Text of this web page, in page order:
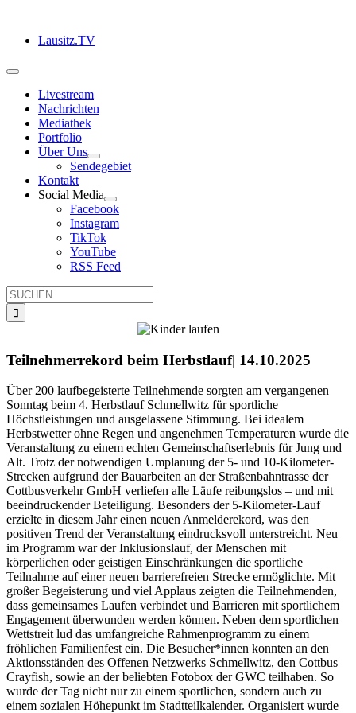
springenLausitz.TV
Toggle
NavigationLivestream
Nachrichten
Mediathek
Portfolio
Über Uns
Sendegebiet
Kontakt
Social Media
Facebook
Instagram
TikTok
YouTube
RSS Feed
Suche
nach:
Teilnehmerrekord beim Herbstlauf| 14.10.2025
Über 200 laufbegeisterte Teilnehmende sorgten am vergangenen
Sonntag beim 4. Herbstlauf Schmellwitz für sportliche
Höchstleistungen und ausgelassene Stimmung. Bei idealem
Herbstwetter ohne Regen und angenehmen Temperaturen wurde die
Veranstaltung zu einem echten Gemeinschaftserlebnis für Jung und
Alt. Trotz der notwendigen Umplanung der 5- und 10-Kilometer-
Strecken aufgrund der Bauarbeiten an der Straßenbahntrasse der
Cottbusverkehr GmbH verliefen alle Läufe reibungslos – und mit
beeindruckender Beteiligung. Besonders der 5-Kilometer-Lauf
erzielte in diesem Jahr einen neuen Anmelderekord, was den
positiven Trend der Veranstaltung eindrucksvoll unterstreicht. Neu
im Programm war der Inklusionslauf, der Menschen mit
körperlichen oder geistigen Einschränkungen die sportliche
Teilnahme auf einer neuen barrierefreien Strecke ermöglichte. Mit
großer Begeisterung und viel Applaus zeigten die Teilnehmenden,
dass gemeinsames Laufen verbindet und Barrieren mit sportlichem
Engagement überwunden werden können. Neben dem sportlichen
Wettstreit lud das umfangreiche Rahmenprogramm zu einem
fröhlichen Familienfest ein. Die Besucher*innen konnten an den
Aktionsständen des Offenen Netzwerks Schmellwitz, den Cottbus
Crayfish, sowie an der beliebten Fotobox der GWC teilhaben. So
wurde der Tag nicht nur zu einem sportlichen, sondern auch zu
einem sozialen Höhepunkt im Stadtteilkalender. Organisiert wurde